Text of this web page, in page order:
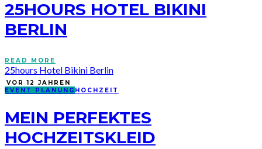
25HOURS HOTEL BIKINI
BERLIN
READ MORE
25hours Hotel Bikini Berlin
VOR 12 JAHREN
EVENT PLANUNG HOCHZEIT
MEIN PERFEKTES
HOCHZEITSKLEID